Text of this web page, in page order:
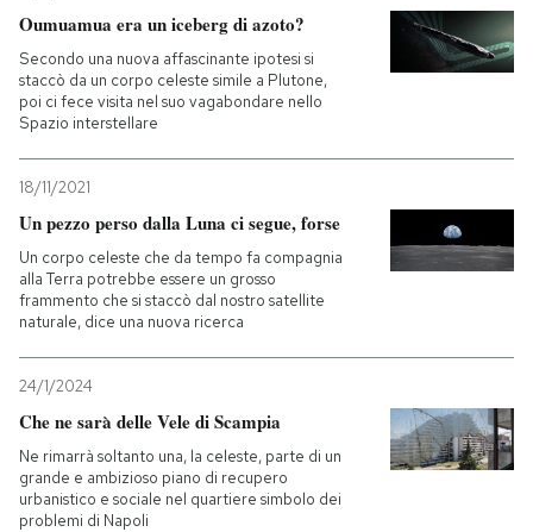
Oumuamua era un iceberg di azoto?
Secondo una nuova affascinante ipotesi si
staccò da un corpo celeste simile a Plutone,
poi ci fece visita nel suo vagabondare nello
Spazio interstellare
18/11/2021
Un pezzo perso dalla Luna ci segue, forse
Un corpo celeste che da tempo fa compagnia
alla Terra potrebbe essere un grosso
frammento che si staccò dal nostro satellite
naturale, dice una nuova ricerca
24/1/2024
Che ne sarà delle Vele di Scampia
Ne rimarrà soltanto una, la celeste, parte di un
grande e ambizioso piano di recupero
urbanistico e sociale nel quartiere simbolo dei
problemi di Napoli